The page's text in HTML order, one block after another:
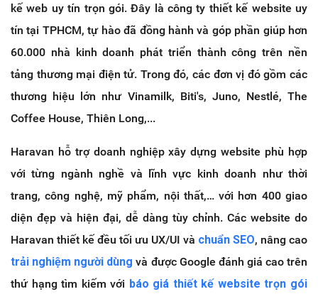
kế web uy tín trọn gói. Đây là công ty thiết kế website uy
tín tại TPHCM, tự hào đã đồng hành và góp phần giúp hơn
60.000 nhà kinh doanh phát triển thành công trên nền
tảng thương mại điện tử. Trong đó, các đơn vị đó gồm các
thương hiệu lớn như Vinamilk, Biti's, Juno, Nestlé, The
Coffee House, Thiên Long,...
Haravan hỗ trợ doanh nghiệp xây dựng website phù hợp
với từng ngành nghề và lĩnh vực kinh doanh như thời
trang, công nghệ, mỹ phẩm, nội thất,… với hơn 400 giao
diện đẹp và hiện đại, dễ dàng tùy chỉnh. Các website do
Haravan thiết kế đều tối ưu UX/UI và chuẩn SEO, nâng cao
trải nghiệm người dùng và được Google đánh giá cao trên
thứ hạng tìm kiếm với báo giá thiết kế website trọn gói